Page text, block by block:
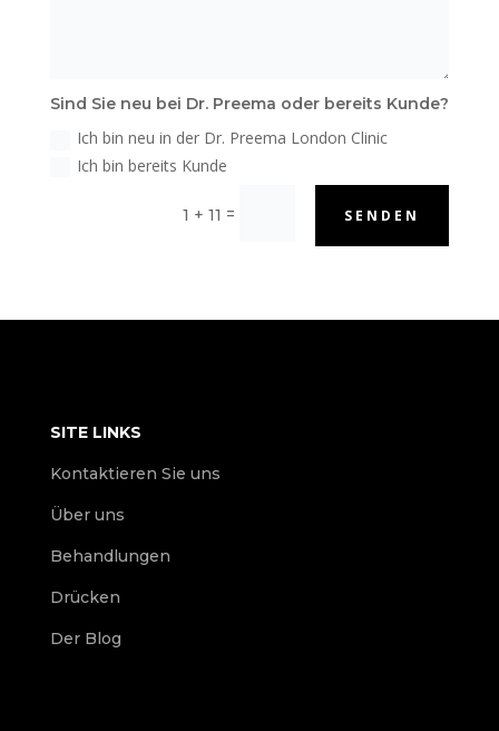
Sind Sie neu bei Dr. Preema oder bereits Kunde?
Ich bin neu in der Dr. Preema London Clinic
Ich bin bereits Kunde
1 + 11 = SENDEN
SITE LINKS
Kontaktieren Sie uns
Über uns
Behandlungen
Drücken
Der Blog